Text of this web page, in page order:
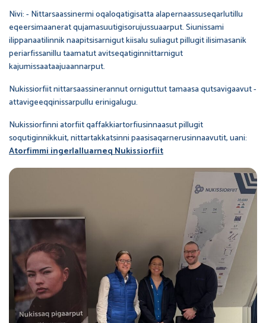
Nivi: - Nittarsaassinermi oqaloqatigisatta alapernaassuseqarlutillu
eqeersimaanerat qujamasuutigisorujussuaarput. Siunissami
ilippanaatilinnik naapitsisarnigut kiisalu suliagut pillugit ilisimasanik
periarfissanillu taamatut avitseqatiginnittarnigut
kajumissaataajuaannarput.
Nukissiorfiit nittarsaassinerannut orniguttut tamaasa qutsavigaavut -
attavigeeqqinissarpullu erinigalugu.
Nukissiorfinni atorfiit qaffakkiartorfiusinnaasut pillugit
soqutiginnikkuit, nittartakkatsinni paasisaqarnerusinnaavutit, uani:
Atorfimmi ingerlalluarneq Nukissiorfiit